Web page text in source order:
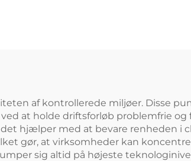
af kontrollerede miljøer. Disse
at holde driftsforløb problemfrie
hjælper med at bevare renheden
gør, at virksomheder kan
sig altid på højeste